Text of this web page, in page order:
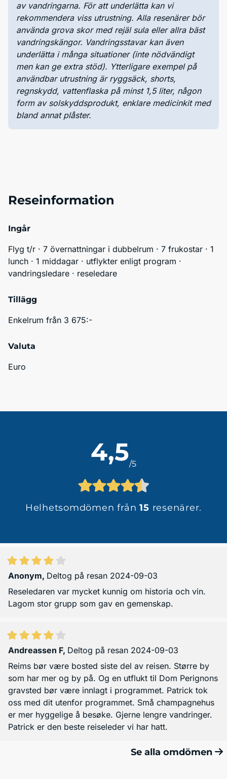
av vandringarna. För att underlätta kan vi
rekommendera viss utrustning. Alla resenärer bör
använda grova skor med rejäl sula eller allra bäst
vandringskängor. Vandringsstavar kan även
underlätta i många situationer (inte nödvändigt
men kan ge extra stöd). Ytterligare exempel på
användbar utrustning är ryggsäck, shorts,
regnskydd, vattenflaska på minst 1,5 liter, någon
form av solskyddsprodukt, enklare medicinkit med
bland annat plåster.
Reseinformation
Ingår
Flyg t/r · 7 övernattningar i dubbelrum · 7 frukostar · 1
lunch · 1 middagar · utflykter enligt program ·
vandringsledare · reseledare
Tillägg
Enkelrum från 3 675:-
Valuta
Euro
4,5/5
Helhetsomdömen från15 resenärer.
Anonym, Deltog på resan 2024-09-03
Reseledaren var mycket kunnig om historia och vin.
Lagom stor grupp som gav en gemenskap.
Andreassen F, Deltog på resan 2024-09-03
Reims bør være bosted siste del av reisen. Større by
som har mer og by på. Og en utflukt til Dom Perignons
gravsted bør være innlagt i programmet. Patrick tok
oss med dit utenfor programmet. Små champagnehus
er mer hyggelige å besøke. Gjerne lengre vandringer.
Patrick er den beste reiseleder vi har hatt.
Se alla omdömen